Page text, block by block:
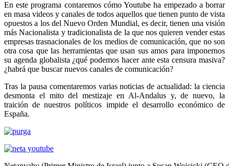
En este programa contaremos cómo Youtube ha empezado a borrar
en masa videos y canales de todos aquellos que tienen punto de vista
opuestos a los del Nuevo Orden Mundial, es decir, tienen una visión
más Nacionalista y tradicionalista de la que nos quieren vender estas
empresas trasnacionales de los medios de comunicación, que no son
otra cosa que las herramientas que usan sus amos para imponernos
su agenda globalista ¿qué podemos hacer ante esta censura masiva?
¿habrá que buscar nuevos canales de comunicación?
Tras la pausa comentaremos varias noticias de actualidad: la ciencia
desmonta el mito del mestizaje en Al-Andalus y, de nuevo, la
traición de nuestros políticos impide el desarrollo económico de
España.